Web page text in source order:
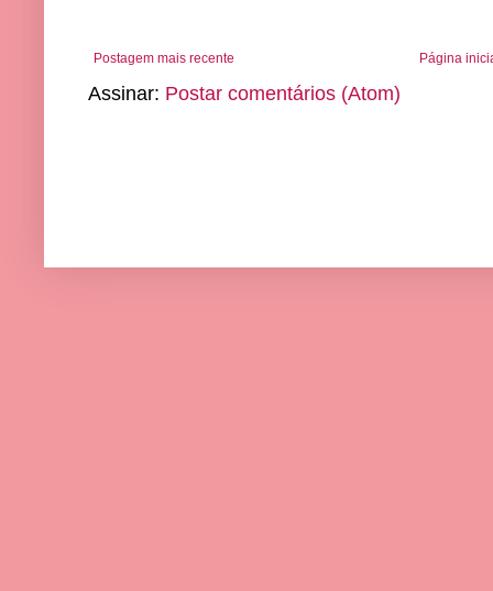
Postagem mais recente Página
Assinar: Postar comentários (Atom)